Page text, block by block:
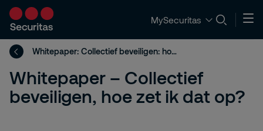
MySecuritas
Whitepaper: Collectief beveiligen: hoe zet ik dat op?
Whitepaper – Collectief
beveiligen, hoe zet ik dat op?